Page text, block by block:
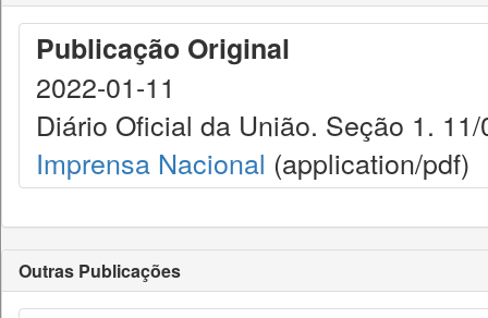
Publicação Original
2022-01-11
Diário Oficial da União. Seção 1.
Imprensa Nacional (application/pdf)
Outras Publicações